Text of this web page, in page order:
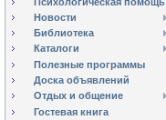
Новости
Библиотека
Каталоги
Полезные программы
Доска объявлений
Отдых и общение
Гостевая книга